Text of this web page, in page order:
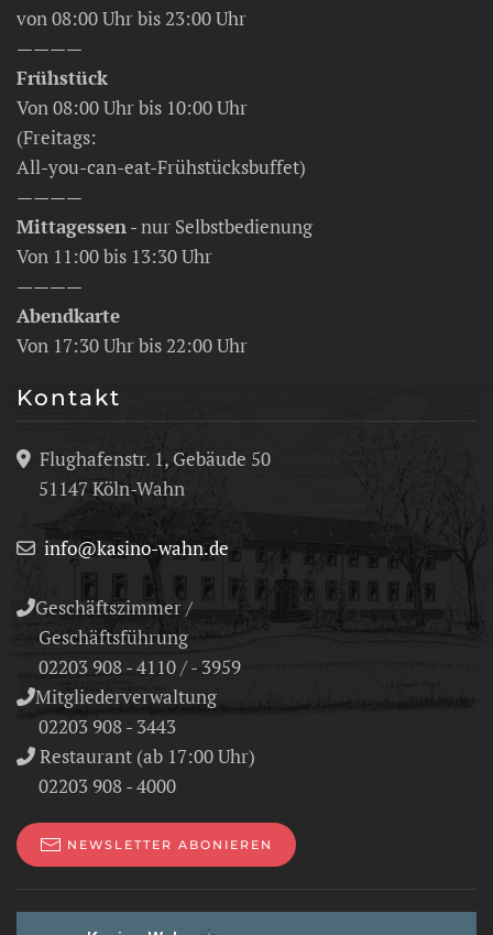
von 08:00 Uhr bis 23:00 Uhr
————
Frühstück
Von 08:00 Uhr bis 10:00 Uhr
(Freitags:
All-you-can-eat-Frühstücksbuffet)
————
Mittagessen- nur Selbstbedienung
Von 11:00 bis 13:30 Uhr
————
Abendkarte
Von 17:30 Uhr bis 22:00 Uhr
Kontakt
Flughafenstr. 1, Gebäude 50
51147 Köln-Wahn
info@kasino-wahn.de
Geschäftszimmer /
Geschäftsführung
02203 908 - 4110 / - 3959
Mitgliederverwaltung
02203 908 - 3443
Restaurant (ab 17:00 Uhr)
02203 908 - 4000
NEWSLETTER ABONIEREN